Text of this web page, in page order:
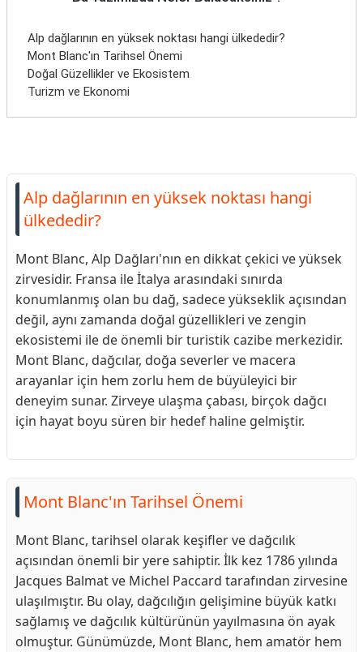
Alp dağlarının en yüksek noktası hangi ülkededir?
Mont Blanc'ın Tarihsel Önemi
Doğal Güzellikler ve Ekosistem
Turizm ve Ekonomi
Alp dağlarının en yüksek noktası hangi
ülkededir?
Mont Blanc, Alp Dağları'nın en dikkat çekici ve yüksek
zirvesidir. Fransa ile İtalya arasındaki sınırda
konumlanmış olan bu dağ, sadece yükseklik açısından
değil, aynı zamanda doğal güzellikleri ve zengin
ekosistemi ile de önemli bir turistik cazibe merkezidir.
Mont Blanc, dağcılar, doğa severler ve macera
arayanlar için hem zorlu hem de büyüleyici bir
deneyim sunar. Zirveye ulaşma çabası, birçok dağcı
için hayat boyu süren bir hedef haline gelmiştir.
Mont Blanc'ın Tarihsel Önemi
Mont Blanc, tarihsel olarak keşifler ve dağcılık
açısından önemli bir yere sahiptir. İlk kez 1786 yılında
Jacques Balmat ve Michel Paccard tarafından zirvesine
ulaşılmıştır. Bu olay, dağcılığın gelişimine büyük katkı
sağlamış ve dağcılık kültürünün yayılmasına ön ayak
olmuştur. Günümüzde, Mont Blanc, hem amatör hem